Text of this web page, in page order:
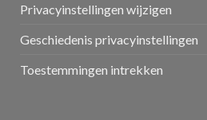
Privacyinstellingen wijzigen
Geschiedenis privacyinstellingen
Toestemmingen intrekken